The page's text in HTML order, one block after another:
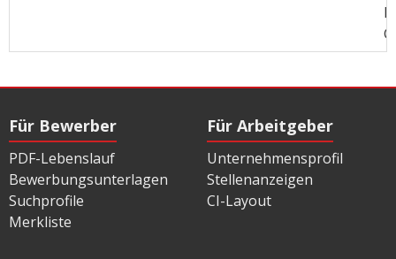
Für Bewerber
PDF-Lebenslauf
Bewerbungsunterlagen
Suchprofile
Merkliste
Für Arbeitgeber
Unternehmensprofil
Stellenanzeigen
CI-Layout